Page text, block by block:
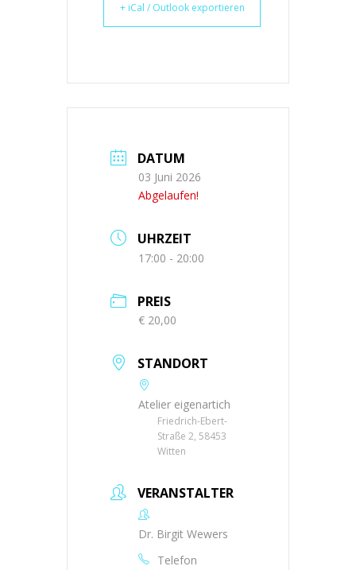
+ iCal / Outlook exportieren
DATUM
03 Juni 2026
Abgelaufen!
UHRZEIT
17:00 - 20:00
PREIS
€ 20,00
STANDORT
Atelier eigenartich
Friedrich-Ebert-
Straße 2, 58453
Witten
VERANSTALTER
Dr. Birgit Wewers
Telefon